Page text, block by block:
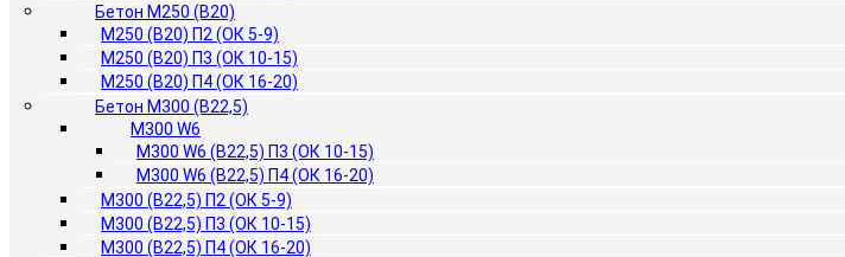
Бетон М250 (B20)
М250 (B20) П2 (ОК 5-9)
М250 (B20) П3 (ОК 10-15)
М250 (B20) П4 (ОК 16-20)
Бетон М300 (B22,5)
М300 W6
М300 W6 (B22,5) П3 (ОК 10-15)
М300 W6 (B22,5) П4 (ОК 16-20)
М300 (B22,5) П2 (ОК 5-9)
М300 (B22,5) П3 (ОК 10-15)
М300 (B22,5) П4 (ОК 16-20)